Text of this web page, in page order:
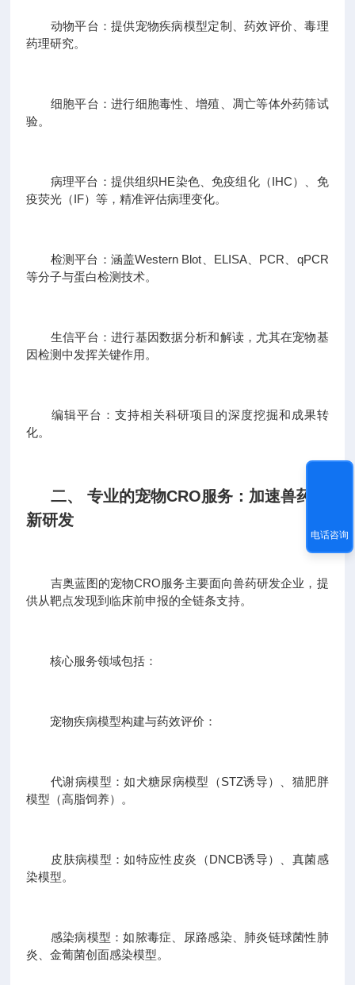
动物平台：提供宠物疾病模型定制、药效评价、毒理
药理研究。
细胞平台：进行细胞毒性、增殖、凋亡等体外药筛试
验。
病理平台：提供组织HE染色、免疫组化（IHC）、免
疫荧光（IF）等，精准评估病理变化。
检测平台：涵盖Western Blot、ELISA、PCR、qPCR
等分子与蛋白检测技术。
生信平台：进行基因数据分析和解读，尤其在宠物基
因检测中发挥关键作用。
编辑平台：支持相关科研项目的深度挖掘和成果转
化。
二、 专业的宠物CRO服务：加速兽药创
新研发
吉奥蓝图的宠物CRO服务主要面向兽药研发企业，提
供从靶点发现到临床前申报的全链条支持。
核心服务领域包括：
宠物疾病模型构建与药效评价：
代谢病模型：如犬糖尿病模型（STZ诱导）、猫肥胖
模型（高脂饲养）。
皮肤病模型：如特应性皮炎（DNCB诱导）、真菌感
染模型。
感染病模型：如脓毒症、尿路感染、肺炎链球菌性肺
炎、金葡菌创面感染模型。
电话咨询